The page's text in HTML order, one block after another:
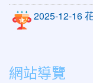
2025-12-16
網站導覽